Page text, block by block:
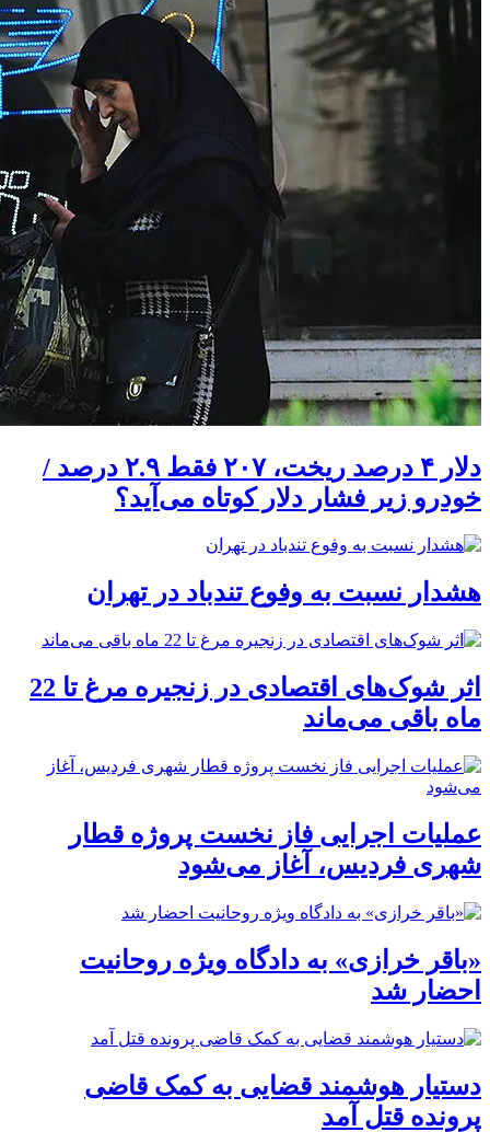
دلار ۴ درصد ریخت، ۲۰۷ فقط ۲.۹ درصد /
خودرو زیر فشار دلار کوتاه می‌آید؟
هشدار نسبت به وفوع تندباد در تهران
اثر شوک‌های اقتصادی در زنجیره مرغ تا 22
ماه باقی می‌ماند
عملیات اجرایی فاز نخست پروژه قطار
شهری فردیس، آغاز می‌شود
«باقر خرازی» به دادگاه ویژه روحانیت
احضار شد
دستیار هوشمند قضایی به کمک قاضی
پرونده قتل آمد